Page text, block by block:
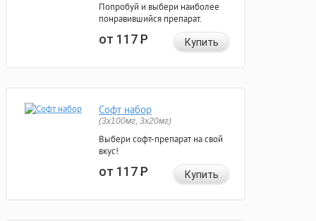
Попробуй и выбери наиболее
понравившийся препарат.
от 117Р Купить
Софт набор
(3x100мг, 3x20мг)
Выбери софт-препарат на свой
вкус!
от 117Р Купить